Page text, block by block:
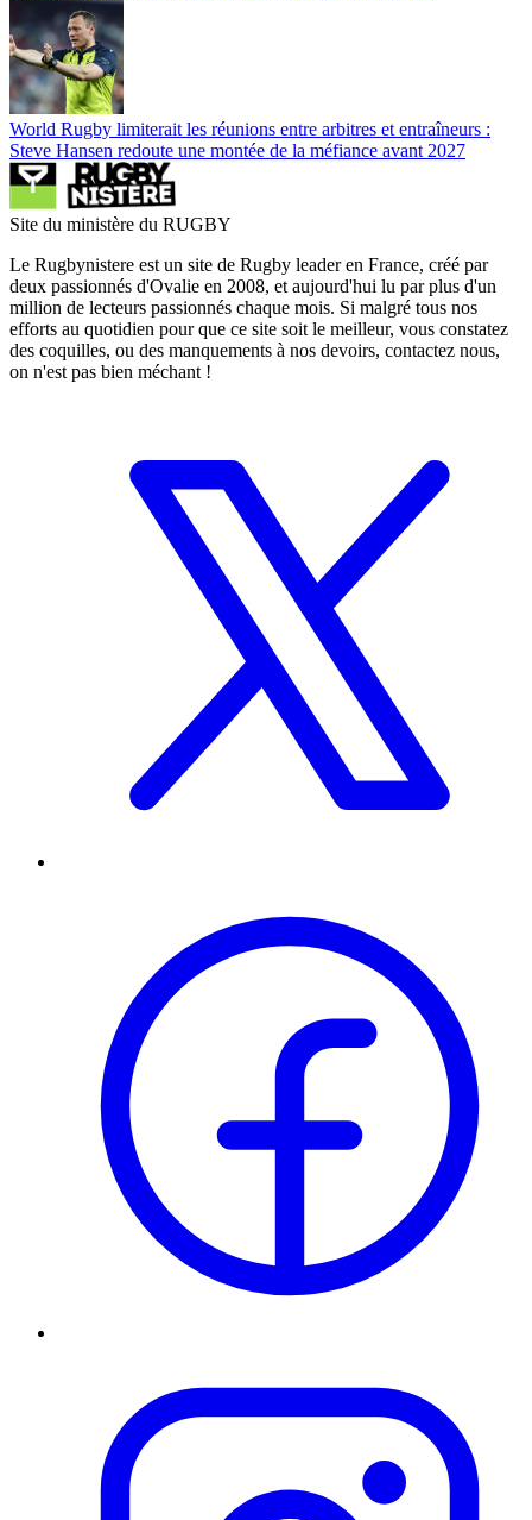
World Rugby limiterait les réunions entre arbitres et entraîneurs :
Steve Hansen redoute une montée de la méfiance avant 2027
Site du ministère du RUGBY
Le Rugbynistere est un site de Rugby leader en France, créé par
deux passionnés d'Ovalie en 2008, et aujourd'hui lu par plus d'un
million de lecteurs passionnés chaque mois. Si malgré tous nos
efforts au quotidien pour que ce site soit le meilleur, vous constatez
des coquilles, ou des manquements à nos devoirs, contactez nous,
on n'est pas bien méchant !